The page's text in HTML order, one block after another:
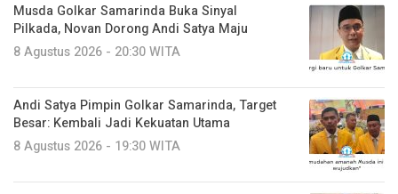
Musda Golkar Samarinda Buka Sinyal
Pilkada, Novan Dorong Andi Satya Maju
8 Agustus 2026 - 20:30 WITA
Andi Satya Pimpin Golkar Samarinda, Target
Besar: Kembali Jadi Kekuatan Utama
8 Agustus 2026 - 19:30 WITA